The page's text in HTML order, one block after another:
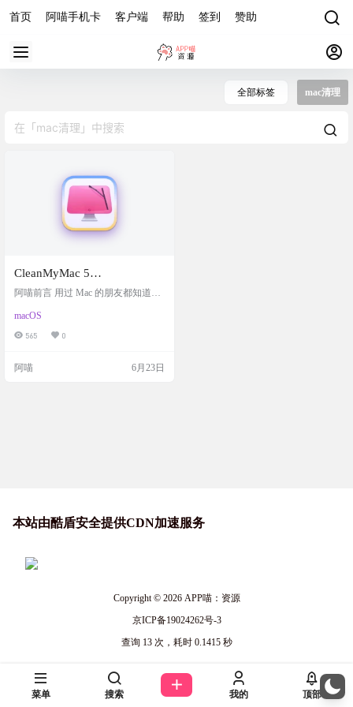
首页 阿喵手机卡 客户端 帮助 签到 赞助
全部标签 mac清理
CleanMyMac 5
5.5.4（50504.0.2605291449
清理优化工具
阿喵前言 用过 Mac 的朋友都知道，
秀，但用久了同样逃不过“空间莫名
被占满、软件卸载不干净、后台进
件、各种历史下载项，藏得极深，
macOS
565 0
阿喵 6月23日
本站由酷盾安全提供CDN加速服务
Copyright © 2026APP喵：资源
京ICP备19024262号-3
查询 13 次，耗时 0.1415 秒
菜单 搜索 我的 顶部